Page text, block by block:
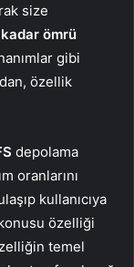
size
ömrü
gibi
özellik
depolama
oranlarını
kullanıcıya
özelliği
temel